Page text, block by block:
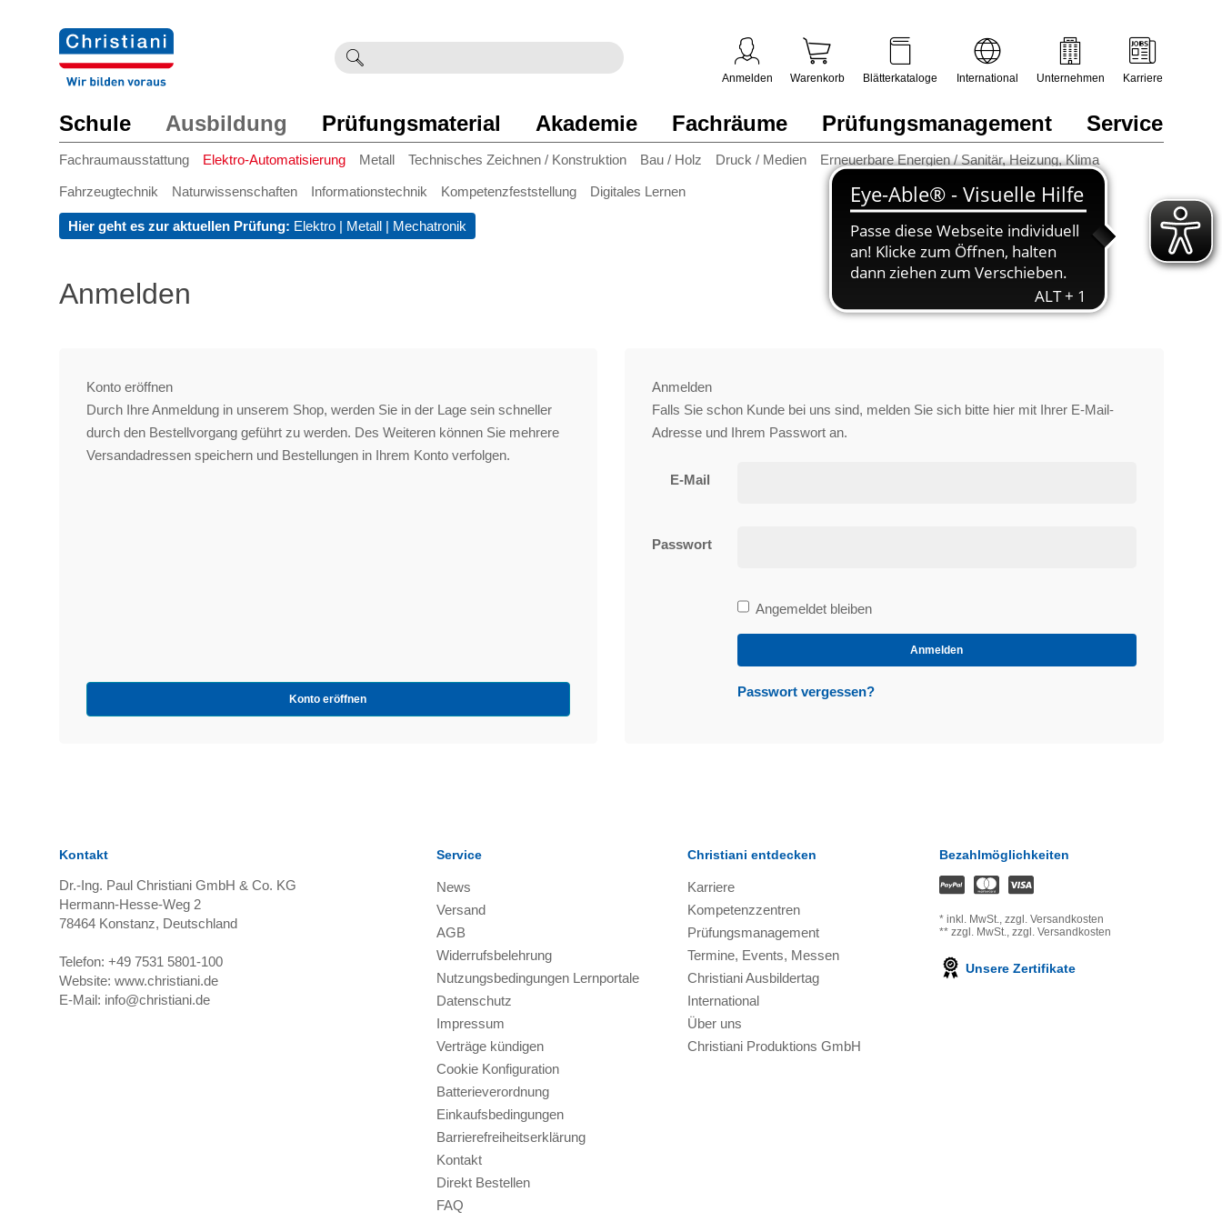
eingeben
Schule Ausbildung
Fachraumausstattung Elektro-Automatisierung Metall Technisches Zeichnen / Konstruktion Bau / Holz Druck / Medien Erneuerbare Energien / Sanitär, Heizung, Klima
Fahrzeugtechnik Naturwissenschaften Informationstechnik Kompetenzfeststellung Digitales Lernen
Prüfungsmaterial Akademie Fachräume Prüfungsmanagement Service
Hier geht es zur aktuellen Prüfung: Elektro | Metall | Mechatronik
Anmelden Warenkorb Blätterkataloge International Unternehmen Karriere
Anmelden
Konto eröffnen
Durch Ihre Anmeldung in unserem Shop, werden Sie in der Lage sein schneller
durch den Bestellvorgang geführt zu werden. Des Weiteren können Sie mehrere
Versandadressen speichern und Bestellungen in Ihrem Konto verfolgen.
Konto eröffnen
Anmelden
Falls Sie schon Kunde bei uns sind, melden Sie sich bitte hier mit Ihrer E-Mail-
Adresse und Ihrem Passwort an.
E-Mail
Passwort
Bleibe
angemeldet
Angemeldet bleiben
Anmelden
Passwort vergessen?
Kontakt
Dr.-Ing. Paul Christiani GmbH & Co. KG
Hermann-Hesse-Weg 2
78464Konstanz, Deutschland
Telefon: +49 7531 5801-100
Website: www.christiani.de
E-Mail: info@christiani.de
Service
News
Versand
AGB
Widerrufsbelehrung
Nutzungsbedingungen Lernportale
Datenschutz
Impressum
Verträge kündigen
Cookie Konfiguration
Batterieverordnung
Einkaufsbedingungen
Barrierefreiheitserklärung
Kontakt
Direkt Bestellen
FAQ
Christiani entdecken
Karriere
Kompetenzzentren
Prüfungsmanagement
Termine, Events, Messen
Christiani Ausbildertag
International
Über uns
Christiani Produktions GmbH
Bezahlmöglichkeiten
* inkl. MwSt., zzgl. Versandkosten
** zzgl. MwSt., zzgl. Versandkosten
Unsere Zertifikate